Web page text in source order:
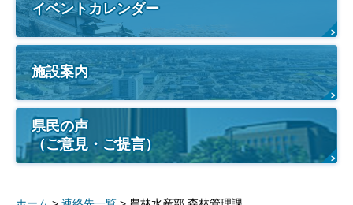
イベントカレンダー
施設案内
県民の声
（ご意見・ご提言）